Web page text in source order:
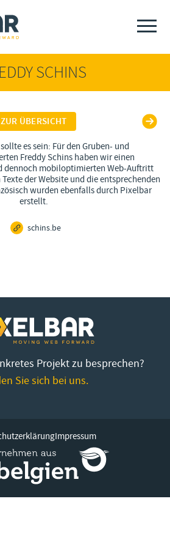
SCHINS
ZUR ÜBERSICHT
es sein: Für den Gruben- und
Freddy Schins haben wir einen
dennoch mobiloptimierten Web-Auftritt
der Website und die entsprechenden
wurden ebenfalls durch Pixelbar
erstellt.
schins.be
Projekt zu besprechen?
Sie sich bei uns.
Impressum